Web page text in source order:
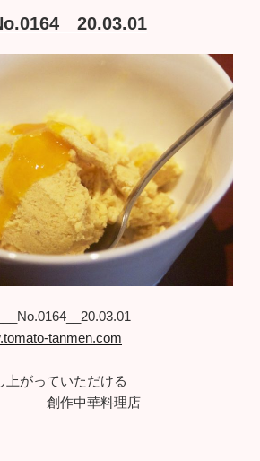
20.03.01
tanmen.com
っていただける
料理店